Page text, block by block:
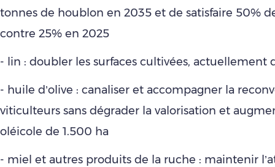
tonnes de houblon en 2035 et de satisfaire 50%
contre 25% en 2025
- lin : doubler les surfaces cultivées, actuellement
- huile d’olive : canaliser et accompagner la
viticulteurs sans dégrader la valorisation et
oléicole de 1.500 ha
- miel et autres produits de la ruche : maintenir